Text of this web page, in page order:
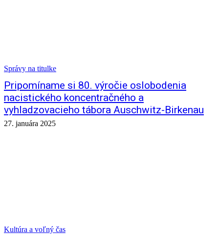
Správy na titulke
Pripomíname si 80. výročie oslobodenia
nacistického koncentračného a
vyhladzovacieho tábora Auschwitz-Birkenau
27. januára 2025
Kultúra a voľný čas